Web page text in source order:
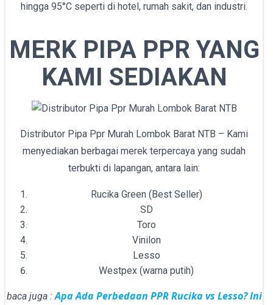
hingga 95°C seperti di hotel, rumah sakit, dan industri.
MERK PIPA PPR YANG
KAMI SEDIAKAN
Distributor Pipa Ppr Murah Lombok Barat NTB – Kami
menyediakan berbagai merek terpercaya yang sudah
terbukti di lapangan, antara lain:
Rucika Green (Best Seller)
SD
Toro
Vinilon
Lesso
Westpex (warna putih)
baca juga :Apa Ada Perbedaan PPR Rucika vs Lesso? Ini